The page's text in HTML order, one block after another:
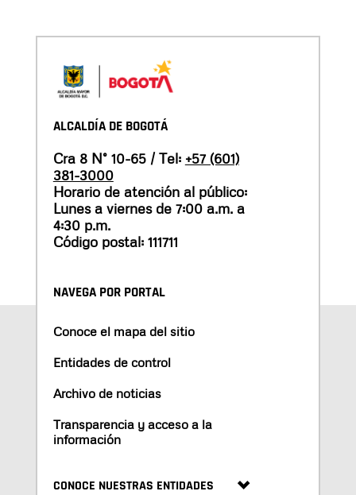
ALCALDÍA DE BOGOTÁ
Cra 8 N° 10-65 / Tel: +57 (601)
381-3000
Horario de atención al público:
Lunes a viernes de 7:00 a.m. a
4:30 p.m.
Código postal: 111711
NAVEGA POR PORTAL
Conoce el mapa del sitio
Entidades de control
Archivo de noticias
Transparencia y acceso a la
información
CONOCE NUESTRAS ENTIDADES